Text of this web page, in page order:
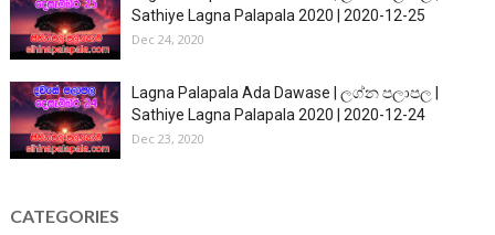
Sathiye Lagna Palapala 2020 | 2020-12-25
Dec 24, 2020
Lagna Palapala Ada Dawase | ලග්න පලාපල |
Sathiye Lagna Palapala 2020 | 2020-12-24
Dec 23, 2020
CATEGORIES